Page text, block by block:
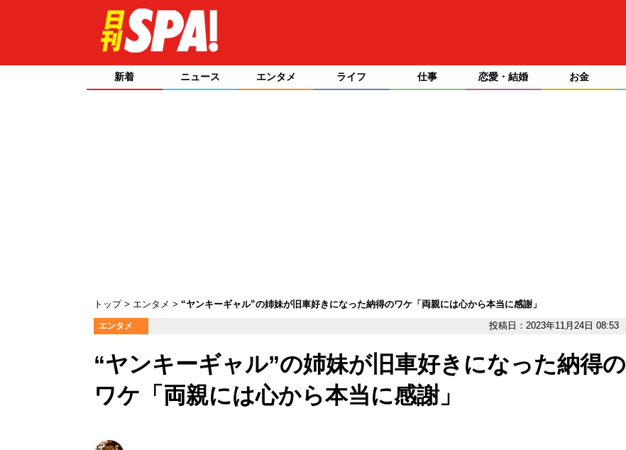
新着 ニュース エンタメ ライフ 仕事 恋愛・結婚 お金
トップ エンタメ “ヤンキーギャル”の姉妹が旧車好きになった納得のワケ「両親には心から本当に感謝」
エンタメ 投稿日：2023年11月24日 08:53
“ヤンキーギャル”の姉妹が旧車好きになった納得の
ワケ「両親には心から本当に感謝」